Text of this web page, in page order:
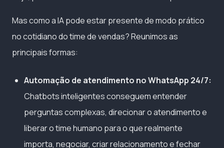
Mas como a IA pode estar presente de modo prático
no cotidiano do time de vendas? Reunimos as
principais formas:
Automação de atendimento no WhatsApp 24/7:
Chatbots inteligentes conseguem entender
perguntas complexas, direcionar o atendimento e
liberar o time humano para o que realmente
importa, negociar, criar relacionamento e fechar